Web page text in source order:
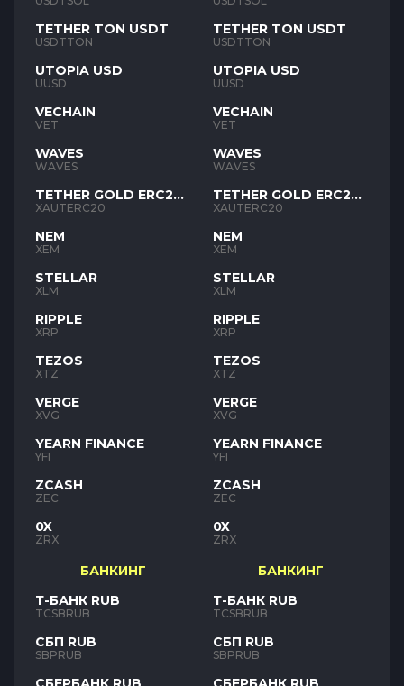
TETHER TON USDT
USDTTON
UTOPIA USD
UUSD
VECHAIN
VET
WAVES
WAVES
TETHER GOLD ERC20
XAUT
XAUTERC20
NEM
XEM
STELLAR
XLM
RIPPLE
XRP
TEZOS
XTZ
VERGE
XVG
YEARN FINANCE
YFI
ZCASH
ZEC
0X
ZRX
БАНКИНГ
Т-БАНК RUB
TCSBRUB
СБП RUB
SBPRUB
TETHER TON USDT
USDTTON
UTOPIA USD
UUSD
VECHAIN
VET
WAVES
WAVES
TETHER GOLD ERC20
XAUT
XAUTERC20
NEM
XEM
STELLAR
XLM
RIPPLE
XRP
TEZOS
XTZ
VERGE
XVG
YEARN FINANCE
YFI
ZCASH
ZEC
0X
ZRX
БАНКИНГ
Т-БАНК RUB
TCSBRUB
СБП RUB
SBPRUB